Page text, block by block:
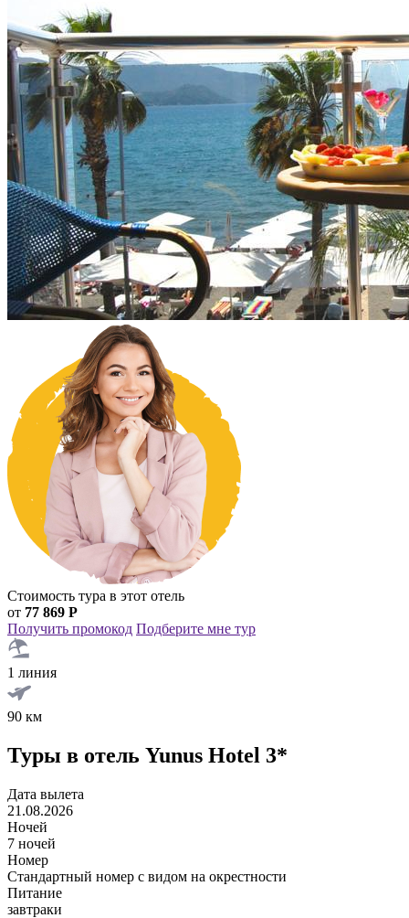
Стоимость тура в этот отель
от 77 869 Р
Получить промокод Подберите мне тур
1 линия
90 км
Туры в отель Yunus Hotel 3*
Дата вылета
21.08.2026
Ночей
7 ночей
Номер
Стандартный номер с видом на окрестности
Питание
завтраки